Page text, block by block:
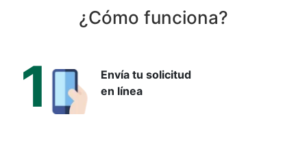
¿Cómo funciona?
1
Envía tu solicitud
en línea